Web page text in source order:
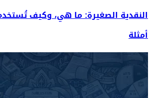
النقدية الصغيرة: ما هي، وكيف
أمثلة